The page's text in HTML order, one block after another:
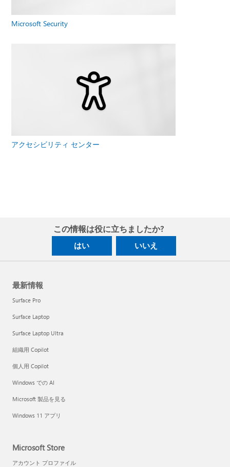
Microsoft Security
アクセシビリティ センター
この情報は役に立ちましたか?
はい いいえ
最新情報
Surface Pro
Surface Laptop
Surface Laptop Ultra
組織用 Copilot
個人用 Copilot
Windows での AI
Microsoft 製品を見る
Windows 11 アプリ
Microsoft Store
アカウント プロファイル